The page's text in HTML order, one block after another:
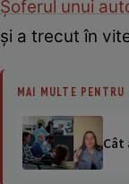
Şoferul unui
şi a trecut în
MAI MULTE PENTRU
Cât